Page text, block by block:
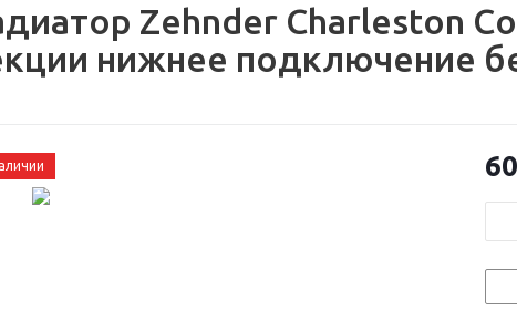
Zehnder Charleston
нижнее подключение